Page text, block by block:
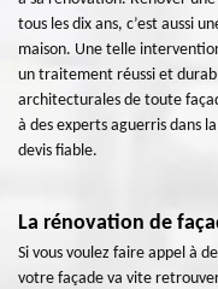
tous les dix ans, c’est aussi
maison. Une telle
un traitement réussi et
architecturales de toute
à des experts aguerris dans
devis fiable.
La rénovation de
Si vous voulez faire appel à
votre façade va vite